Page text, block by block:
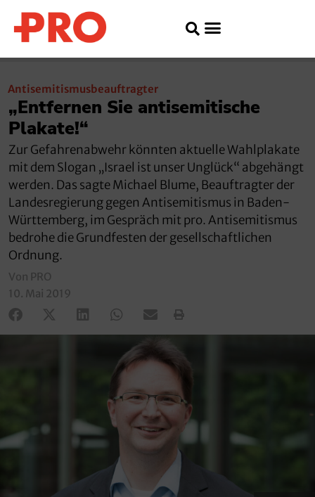
Antisemitismusbeauftragter
„Entfernen Sie antisemitische
Plakate!“
Zur Gefahrenabwehr könnten aktuelle Wahlplakate
mit dem Slogan „Israel ist unser Unglück“ abgehängt
werden. Das sagte Michael Blume, Beauftragter der
Landesregierung gegen Antisemitismus in Baden-
Württemberg, im Gespräch mit pro. Antisemitismus
bedrohe die Grundfesten der gesellschaftlichen
Ordnung.
Von PRO
10. Mai 2019